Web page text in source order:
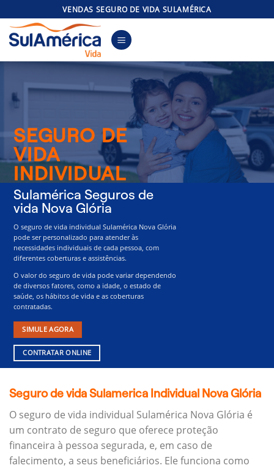
to
content
VENDAS SEGURO DE VIDA SULAMÉRICA
SEGURO DE
VIDA
INDIVIDUAL
Sulamérica Seguros de
vida Nova Glória
O seguro de vida individual Sulamérica Nova Glória
pode ser personalizado para atender às
necessidades individuais de cada pessoa, com
diferentes coberturas e assistências.
O valor do seguro de vida pode variar dependendo
de diversos fatores, como a idade, o estado de
saúde, os hábitos de vida e as coberturas
contratadas.
SIMULE AGORA
CONTRATAR ONLINE
Seguro de vida Sulamerica Individual Nova Glória
O seguro de vida individual Sulamérica Nova Glória é
um contrato de seguro que oferece proteção
financeira à pessoa segurada, e, em caso de
falecimento, a seus beneficiários. Ele funciona como